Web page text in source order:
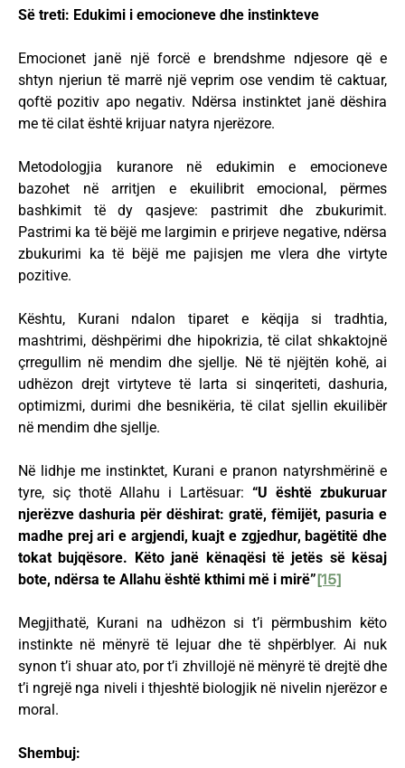
Së treti: Edukimi i emocioneve dhe instinkteve
Emocionet janë një forcë e brendshme ndjesore që e
shtyn njeriun të marrë një veprim ose vendim të caktuar,
qoftë pozitiv apo negativ. Ndërsa instinktet janë dëshira
me të cilat është krijuar natyra njerëzore.
Metodologjia kuranore në edukimin e emocioneve
bazohet në arritjen e ekuilibrit emocional, përmes
bashkimit të dy qasjeve: pastrimit dhe zbukurimit.
Pastrimi ka të bëjë me largimin e prirjeve negative, ndërsa
zbukurimi ka të bëjë me pajisjen me vlera dhe virtyte
pozitive.
Kështu, Kurani ndalon tiparet e këqija si tradhtia,
mashtrimi, dëshpërimi dhe hipokrizia, të cilat shkaktojnë
çrregullim në mendim dhe sjellje. Në të njëjtën kohë, ai
udhëzon drejt virtyteve të larta si sinqeriteti, dashuria,
optimizmi, durimi dhe besnikëria, të cilat sjellin ekuilibër
në mendim dhe sjellje.
Në lidhje me instinktet, Kurani e pranon natyrshmërinë e
tyre, siç thotë Allahu i Lartësuar: “U është zbukuruar
njerëzve dashuria për dëshirat: gratë, fëmijët, pasuria e
madhe prej ari e argjendi, kuajt e zgjedhur, bagëtitë dhe
tokat bujqësore. Këto janë kënaqësi të jetës së kësaj
bote, ndërsa te Allahu është kthimi më i mirë”[15]
Megjithatë, Kurani na udhëzon si t’i përmbushim këto
instinkte në mënyrë të lejuar dhe të shpërblyer. Ai nuk
synon t’i shuar ato, por t’i zhvillojë në mënyrë të drejtë dhe
t’i ngrejë nga niveli i thjeshtë biologjik në nivelin njerëzor e
moral.
Shembuj: